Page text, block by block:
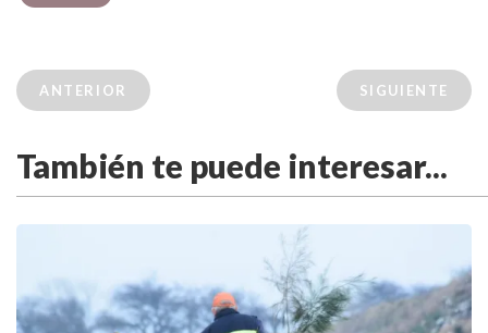
ANTERIOR SIGUIENTE
También te puede interesar...